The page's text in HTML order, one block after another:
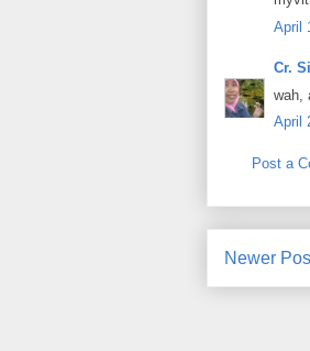
April
Cr.
wah,
April
Post a
Newer